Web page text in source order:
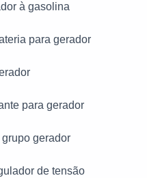
à gasolina
para gerador
para gerador
gerador
de tensão